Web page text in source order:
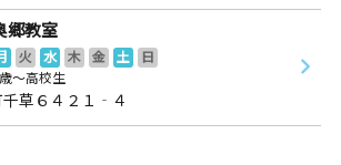
郷教室
火 水 木 金 土
日
～高校生
草６４２１‐４